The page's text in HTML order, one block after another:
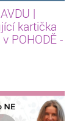
|
kartička
POHODĚ -